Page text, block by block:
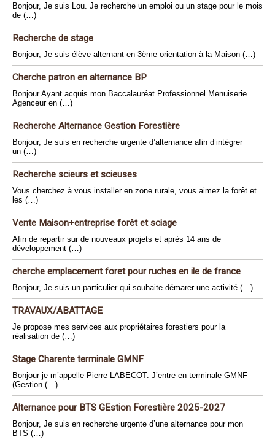
Bonjour, Je suis Lou. Je recherche un emploi ou un stage pour le mois
de (…)
Recherche de stage
Bonjour, Je suis élève alternant en 3ème orientation à la Maison (…)
Cherche patron en alternance BP
Bonjour Ayant acquis mon Baccalauréat Professionnel Menuiserie
Agenceur en (…)
Recherche Alternance Gestion Forestière
Bonjour, Je suis en recherche urgente d’alternance afin d’intégrer
un (…)
Recherche scieurs et scieuses
Vous cherchez à vous installer en zone rurale, vous aimez la forêt et
les (…)
Vente Maison+entreprise forêt et sciage
Afin de repartir sur de nouveaux projets et après 14 ans de
développement (…)
cherche emplacement foret pour ruches en ile de france
Bonjour, Je suis un particulier qui souhaite démarer une activité (…)
TRAVAUX/ABATTAGE
Je propose mes services aux propriétaires forestiers pour la
réalisation de (…)
Stage Charente terminale GMNF
Bonjour je m’appelle Pierre LABECOT. J’entre en terminale GMNF
(Gestion (…)
Alternance pour BTS GEstion Forestière 2025-2027
Bonjour, Je suis en recherche urgente d’une alternance pour mon
BTS (…)